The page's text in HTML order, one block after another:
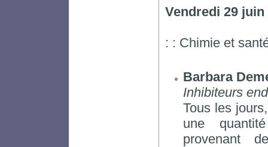
Vendredi 29 juin
: : Chimie et
Barbara
Inhibiteurs
Tous les
une
provenant